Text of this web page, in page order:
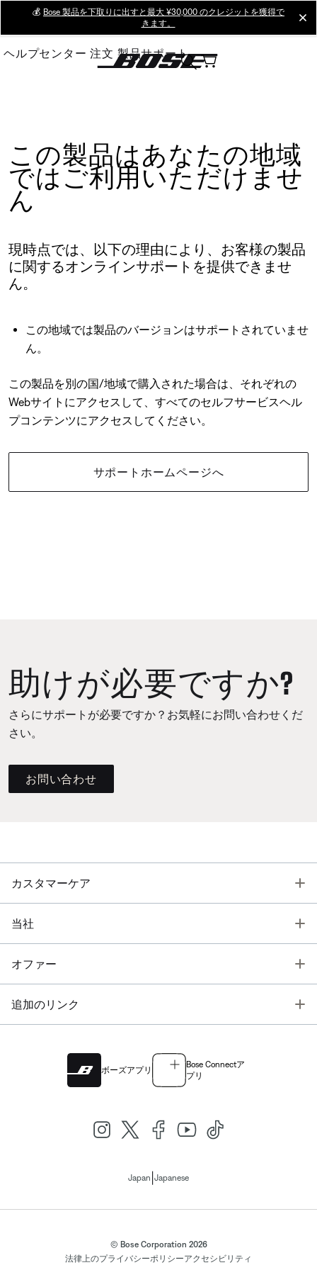
Main
💰 Bose 製品を下取りに出すと最大 ¥30,000 のクレジットを獲得で
きます。
ヘルプセンター 注文 製品サポート
この製品はあなたの地域
ではご利用いただけませ
ん
現時点では、以下の理由により、お客様の製品
に関するオンラインサポートを提供できませ
ん。
この地域では製品のバージョンはサポートされていませ
ん。
この製品を別の国/地域で購入された場合は、それぞれの
Webサイトにアクセスして、すべてのセルフサービスヘル
プコンテンツにアクセスしてください。
サポートホームページへ
助けが必要ですか?
さらにサポートが必要ですか？お気軽にお問い合わせくだ
さい。
お問い合わせ
カスタマーケア
当社
オファー
追加のリンク
ボーズアプリ
Bose Connectア
プリ
Japan Japanese
© Bose Corporation 2026
法律上のプライバシーポリシーアクセシビリティ